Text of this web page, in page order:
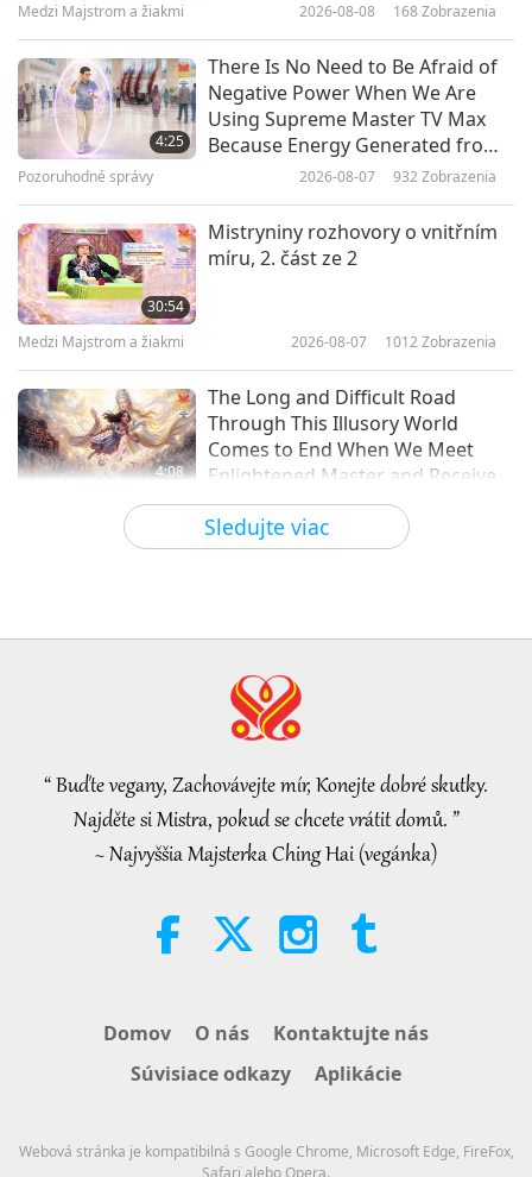
2:07
Citace Nejvyšší Mistryně Ching
Hai: Odvětví živočišné výroby je
hlavní hnací silou globálního
odlesňování
2:58
Citace Nejvyšší Mistryně Ching
Sledujte viac
Medzi Majstrom a žiakmi 2026-08-08 168 Zobrazenia
4:25
There Is No Need to Be Afraid of
Negative Power When We Are
Using Supreme Master TV Max
Because Energy Generated from
It Is Far More Powerful than Any
Pozoruhodné správy 2026-08-07 932 Zobrazenia
30:54
Mistryniny rozhovory o vnitřním
míru, 2. část ze 2
Medzi Majstrom a žiakmi 2026-08-07 1012 Zobrazenia
4:08
The Long and Difficult Road
Through This Illusory World
Comes to End When We Meet
Enlightened Master and Receive
Initiation
Pozoruhodné správy 2026-08-06 992
35:06
21:43
Islamic Ethics on Water:
of 2
Slová múdrosti
Seeds for a Kinder World, Part 1
of 2
míru, 1. část ze 2
2026-08-06
“ Buďte vegany, Zachovávejte mír, Konejte dobré skutky.
Najděte si Mistra, pokud se chcete vrátit domů. ”
~ Najvyššia Majsterka Ching Hai (vegánka)
Domov O nás
Kontaktujte nás
Súvisiace odkazy
Aplikácie
Webová stránka je kompatibilná s Google Chrome, Microsoft Edge, FireFox,
Safari alebo Opera.